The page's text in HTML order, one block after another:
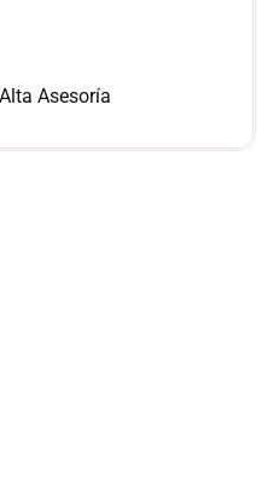
Asesoría